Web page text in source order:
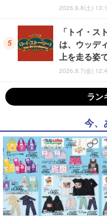
2026.8.8(土)
「トイ・ス
は、ウッデ
上を走る姿
2026.8.7(金)
ラン
今、